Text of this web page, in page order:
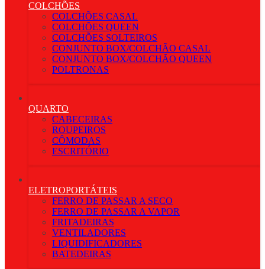
COLCHÕES
COLCHÕES CASAL
COLCHÕES QUEEN
COLCHÕES SOLTEIROS
CONJUNTO BOX/COLCHÃO CASAL
CONJUNTO BOX/COLCHÃO QUEEN
POLTRONAS
QUARTO
CABECEIRAS
ROUPEIROS
CÔMODAS
ESCRITÓRIO
ELETROPORTÁTEIS
FERRO DE PASSAR A SECO
FERRO DE PASSAR A VAPOR
FRITADEIRAS
VENTILADORES
LIQUIDIFICADORES
BATEDEIRAS